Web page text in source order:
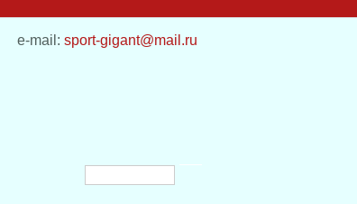
e-mail: sport-gigant@mail.ru